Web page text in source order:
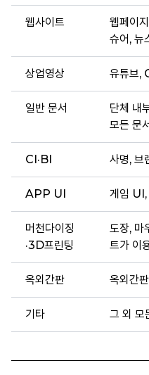
웹사이트
웹페이
슈어, 뉴
상업영상 유튜브,
일반 문서
단체 내
모든 문서
CI·BI 사명, 브
APP UI 게임 UI,
머천다이징
·3D프린팅
도장, 마
트가 이
옥외간판 옥외간
기타 그 외 모